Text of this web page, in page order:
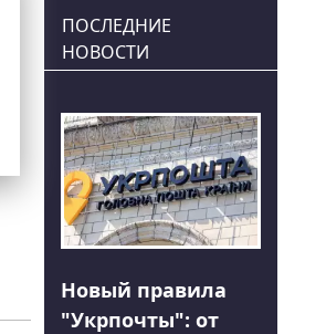
ПОСЛЕДНИЕ
НОВОСТИ
Новый правила
"Укрпочты": от